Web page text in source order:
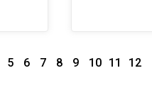
5 6 7 8 9 10 11 12